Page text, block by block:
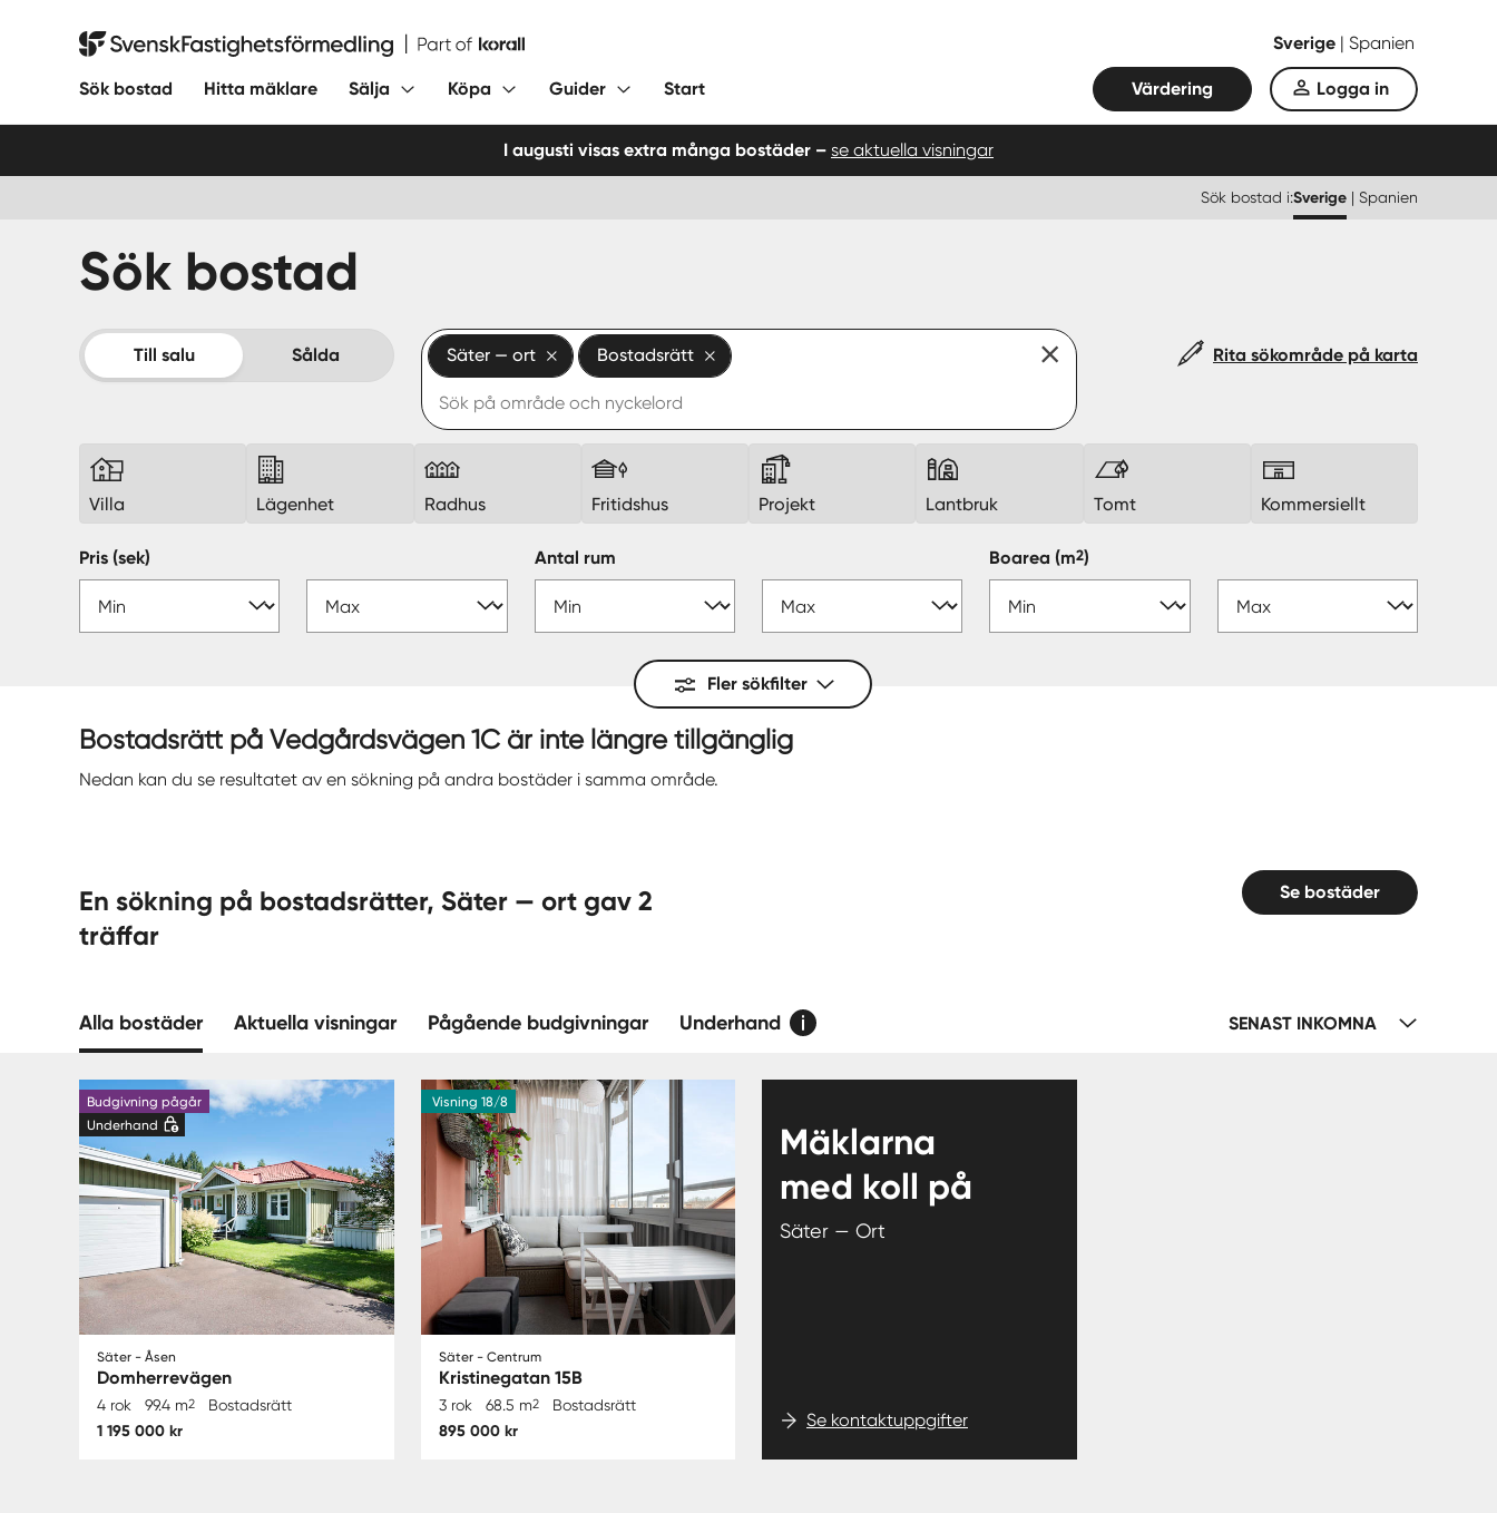
Svensk Fastighetsförmedling Sverige | Spanien
Sök bostad Hitta mäklare Sälja Köpa Guider Start Värdering Logga in
I augusti visas extra många bostäder – se aktuella visningar
Sök bostad i:Sverige | Spanien
Sök bostad
Till salu Sålda Säter — ort Bostadsrätt Rita sökområde på karta
Villa Lägenhet Radhus Fritidshus Projekt Lantbruk Tomt Kommersiellt
Pris (sek) Antal rum Boarea(m2)
Fler sökfilter
Bostadsrätt på Vedgårdsvägen 1C är inte längre tillgänglig
Nedan kan du se resultatet av en sökning på andra bostäder i samma område.
En sökning på bostadsrätter, Säter — ort gav 2
träffar
Se bostäder
Alla bostäder Aktuella visningar Pågående budgivningar Underhand SENAST INKOMNA
Budgivning pågår
Underhand
Säter - Åsen
Domherrevägen
4 rok 99.4 m2 Bostadsrätt
1 195 000 kr
Visning 18/8
Säter - Centrum
Kristinegatan 15B
3 rok 68.5 m2 Bostadsrätt
895 000 kr
Mäklarna
med koll på
Säter — Ort
Se kontaktuppgifter